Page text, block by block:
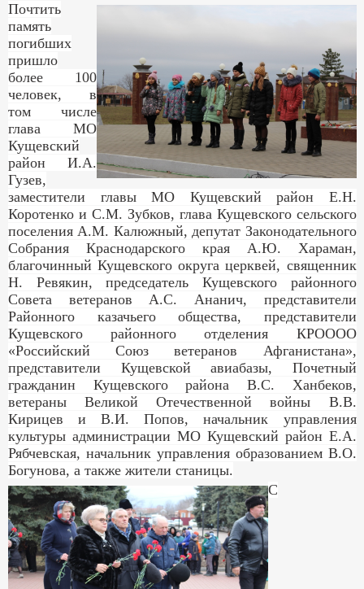
Почтить
память
погибших
пришло
более 100
человек, в
том числе
глава МО
Кущевский
район И.А.
Гузев,
заместители главы МО Кущевский район Е.Н.
Коротенко и С.М. Зубков, глава Кущевского сельского
поселения А.М. Калюжный, депутат Законодательного
Собрания Краснодарского края А.Ю. Хараман,
благочинный Кущевского округа церквей, священник
Н. Ревякин, председатель Кущевского районного
Совета ветеранов А.С. Ананич, представители
Районного казачьего общества, представители
Кущевского районного отделения КРОООО
«Российский Союз ветеранов Афганистана»,
представители Кущевской авиабазы, Почетный
гражданин Кущевского района В.С. Ханбеков,
ветераны Великой Отечественной войны В.В.
Кирицев и В.И. Попов, начальник управления
культуры администрации МО Кущевский район Е.А.
Рябчевская, начальник управления образованием В.О.
Богунова, а также жители станицы.
С